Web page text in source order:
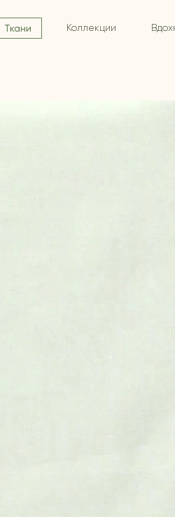
Ткани Коллекции